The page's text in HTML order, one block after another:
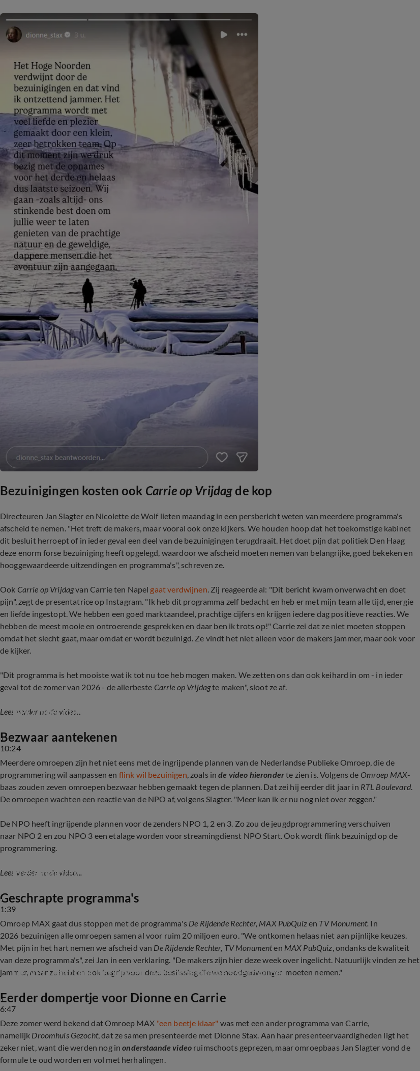
Bezuinigingen kosten ook Carrie op Vrijdagde kop
Directeuren Jan Slagter en Nicolette de Wolf lieten maandag in een persbericht weten van meerdere programma's
afscheid te nemen. "Het treft de makers, maar vooral ook onze kijkers. We houden hoop dat het toekomstige kabinet
dit besluit herroept of in ieder geval een deel van de bezuinigingen terugdraait. Het doet pijn dat politiek Den Haag
deze enorm forse bezuiniging heeft opgelegd, waardoor we afscheid moeten nemen van belangrijke, goed bekeken en
hooggewaardeerde uitzendingen en programma's", schreven ze.
Ook Carrie op Vrijdagvan Carrie ten Napel gaat verdwijnen. Zij reageerde al: "Dit bericht kwam onverwacht en doet
pijn", zegt de presentatrice op Instagram. "Ik heb dit programma zelf bedacht en heb er met mijn team alle tijd, energie
en liefde ingestopt. We hebben een goed marktaandeel, prachtige cijfers en krijgen iedere dag positieve reacties. We
hebben de meest mooie en ontroerende gesprekken en daar ben ik trots op!" Carrie zei dat ze niet moeten stoppen
omdat het slecht gaat, maar omdat er wordt bezuinigd. Ze vindt het niet alleen voor de makers jammer, maar ook voor
de kijker.
"Dit programma is het mooiste wat ik tot nu toe heb mogen maken. We zetten ons dan ook keihard in om - in ieder
geval tot de zomer van 2026 - de allerbeste Carrie op Vrijdagte maken", sloot ze af.
Lees verder na de video...
10:24
NPO moet miljoenen schrappen, maar de top blijft buiten schot
Bezwaar aantekenen
Meerdere omroepen zijn het niet eens met de ingrijpende plannen van de Nederlandse Publieke Omroep, die de
programmering wil aanpassen en flink wil bezuinigen, zoals inde video hieronderte zien is. Volgens de Omroep MAX-
baas zouden zeven omroepen bezwaar hebben gemaakt tegen de plannen. Dat zei hij eerder dit jaar in RTL Boulevard.
De omroepen wachten een reactie van de NPO af, volgens Slagter. "Meer kan ik er nu nog niet over zeggen."
De NPO heeft ingrijpende plannen voor de zenders NPO 1, 2 en 3. Zo zou de jeugdprogrammering verschuiven
naar NPO 2 en zou NPO 3 een etalage worden voor streamingdienst NPO Start. Ook wordt flink bezuinigd op de
programmering.
Lees verder na de video...
1:39
Presentatoren reageren op NPO-bezuinigingen
Geschrapte programma's
Omroep MAX gaat dus stoppen met de programma's De Rijdende Rechter, MAX PubQuizen TV Monument. In
2026 bezuinigen alle omroepen samen al voor ruim 20 miljoen euro. "We ontkomen helaas niet aan pijnlijke keuzes.
Met pijn in het hart nemen we afscheid van De Rijdende Rechter, TV Monumenten MAX PubQuiz, ondanks de kwaliteit
van deze programma's", zei Jan in een verklaring. "De makers zijn hier deze week over ingelicht. Natuurlijk vinden ze het
jammer, maar ze hebben ook begrip voor deze beslissing die we noodgedwongen moeten nemen."
6:47
De NPO gaat flink bezuinigen, deze programma's verdwijnen
Eerder dompertje voor Dionne en Carrie
Deze zomer werd bekend dat Omroep MAX "een beetje klaar" was met een ander programma van Carrie,
namelijk Droomhuis Gezocht, dat ze samen presenteerde met Dionne Stax. Aan haar presenteervaardigheden ligt het
zeker niet, want die werden nog inonderstaande video ruimschoots geprezen, maar omroepbaas Jan Slagter vond de
formule te oud worden en vol met herhalingen.